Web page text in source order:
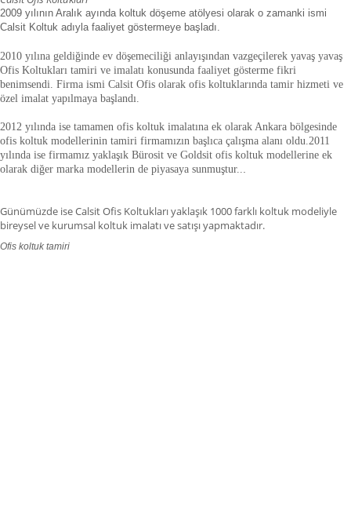
2009 yılının Aralık ayında koltuk döşeme atölyesi olarak o zamanki ismi
Calsit Koltuk adıyla faaliyet göstermeye başladı.
2010 yılına geldiğinde ev döşemeciliği anlayışından vazgeçilerek yavaş yavaş
Ofis Koltukları tamiri ve imalatı konusunda faaliyet gösterme fikri
benimsendi. Firma ismi Calsit Ofis olarak ofis koltuklarında tamir hizmeti ve
özel imalat yapılmaya başlandı.
2012 yılında ise tamamen ofis koltuk imalatına ek olarak Ankara bölgesinde
ofis koltuk modellerinin tamiri firmamızın başlıca çalışma alanı oldu. 2011
yılında ise firmamız yaklaşık Bürosit ve Goldsit ofis koltuk modellerine ek
olarak diğer marka modellerin de piyasaya sunmuştur.
Günümüzde ise Calsit Ofis Koltukları yaklaşık 1000 farklı koltuk modeliyle
bireysel ve kurumsal koltuk imalatı ve satışı yapmaktadır.
Ofis koltuk tamiri